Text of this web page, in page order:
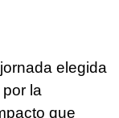
elegida
la
que